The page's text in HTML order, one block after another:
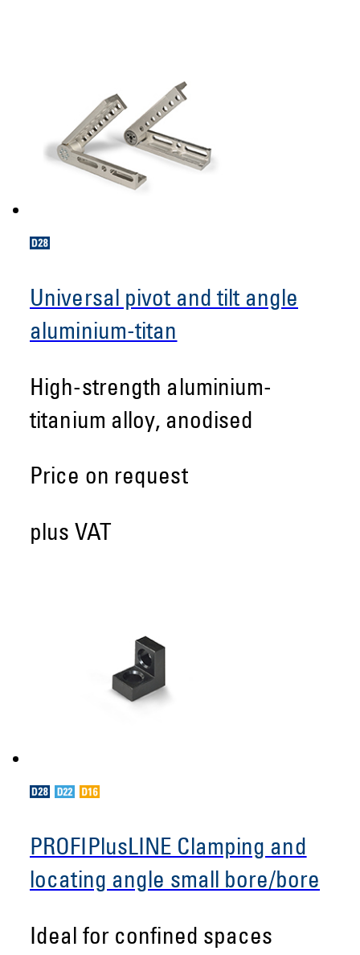
Universal pivot and tilt angle
aluminium-titan
High-strength aluminium-
titanium alloy, anodised
Price on request
plus VAT
PROFIPlusLINE Clamping and
locating angle small bore/bore
Ideal for confined spaces